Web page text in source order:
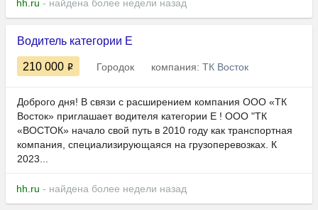
hh.ru - найдена более недели назад
Водитель категории Е
210 000 Городок компания: ТК Восток
Доброго дня! В связи с расширением компания ООО «ТК
Восток» приглашает водителя категории Е ! ООО "ТК
«ВОСТОК» начало свой путь в 2010 году как транспортная
компания, специализирующаяся на грузоперевозках. К
2023...
hh.ru - найдена более недели назад